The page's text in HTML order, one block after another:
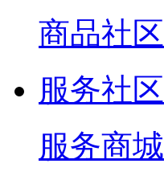
商品社区
服务社区
服务商城